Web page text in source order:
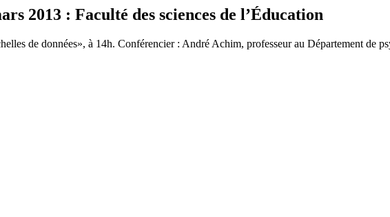
2013 : Faculté des sciences de l’Éducation
de données», à 14h. Conférencier : André Achim, professeur au Département